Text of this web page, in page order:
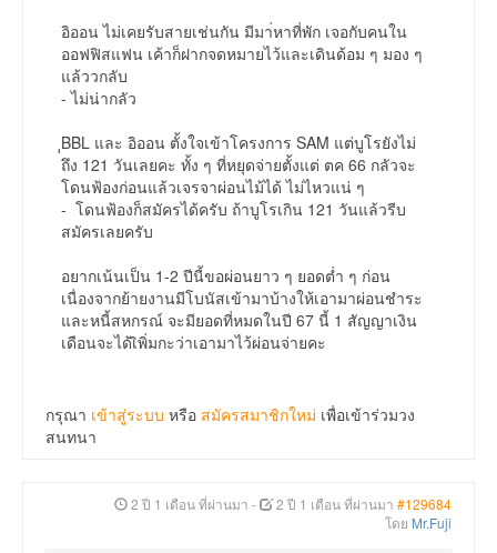
อิออน ไม่เคยรับสายเช่นกัน มีมา่หาที่พัก เจอกับคนใน
ออฟฟิสแฟน เค้าก็ฝากจดหมายไว้และเดินด้อม ๆ มอง ๆ
แล้ววกลับ
- ไม่น่ากลัว
ฺฺBBL และ อิออน ตั้งใจเข้าโครงการ SAM แต่บูโรยังไม่
ถึง 121 วันเลยคะ ทั้ง ๆ ที่หยุดจ่ายตั้งแต่ ตค 66 กลัวจะ
โดนฟ้องก่อนแล้วเจรจาผ่อนไม้ได้ ไม่ไหวแน่ ๆ
- โดนฟ้องก็สมัครได้ครับ ถ้าบูโรเกิน 121 วันแล้วรีบ
สมัครเลยครับ
อยากเน้นเป็น 1-2 ปีนี้ขอผ่อนยาว ๆ ยอดต่ำ ๆ ก่อน
เนื่องจากย้ายงานมีโบนัสเข้ามาบ้างให้เอามาผ่อนชำระ
และหนี้สหกรณ์ จะมียอดที่หมดในปี 67 นี้ 1 สัญญาเงิน
เดือนจะได้เิพิ่มกะว่าเอามาไว้ผ่อนจ่ายคะ
กรุณา เข้าสู่ระบบ หรือ สมัครสมาชิกใหม่ เพื่อเข้าร่วมวง
สนทนา
2 ปี 1 เดือน ที่ผ่านมา - 2 ปี 1 เดือน ที่ผ่านมา #129684
โดย Mr.Fuji